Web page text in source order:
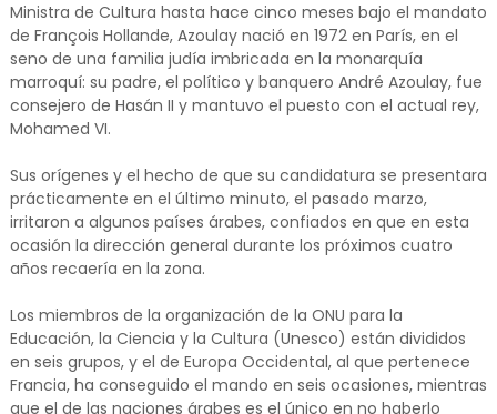
Ministra de Cultura hasta hace cinco meses bajo el mandato
de François Hollande, Azoulay nació en 1972 en París, en el
seno de una familia judía imbricada en la monarquía
marroquí: su padre, el político y banquero André Azoulay, fue
consejero de Hasán II y mantuvo el puesto con el actual rey,
Mohamed VI.
Sus orígenes y el hecho de que su candidatura se presentara
prácticamente en el último minuto, el pasado marzo,
irritaron a algunos países árabes, confiados en que en esta
ocasión la dirección general durante los próximos cuatro
años recaería en la zona.
Los miembros de la organización de la ONU para la
Educación, la Ciencia y la Cultura (Unesco) están divididos
en seis grupos, y el de Europa Occidental, al que pertenece
Francia, ha conseguido el mando en seis ocasiones, mientras
que el de las naciones árabes es el único en no haberlo